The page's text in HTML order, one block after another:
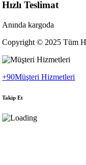
Hızlı Teslimat
Anında kargoda
Copyright © 2025 Tüm
+90Müşteri Hizmetleri
Takip Et